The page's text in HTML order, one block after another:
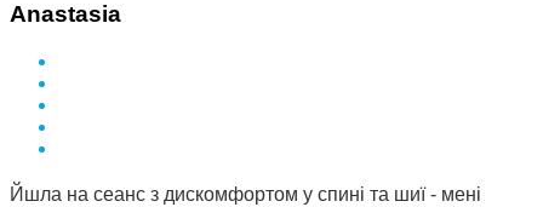
Anastasia
Йшла на сеанс з дискомфортом у спині та шиї - мені